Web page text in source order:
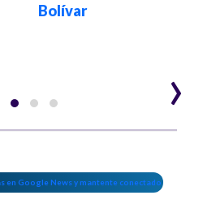
Bolívar
›
en Google News y mantente conectado